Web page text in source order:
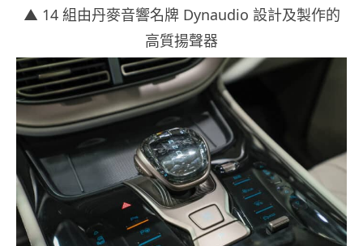
▲ 14 組由丹麥音響名牌 Dynaudio 設計及製作的
高質揚聲器